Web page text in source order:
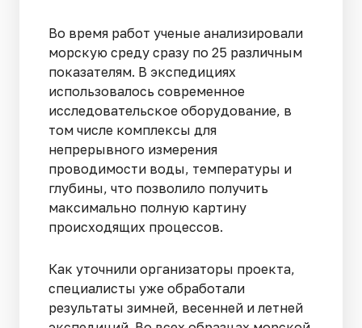
Во время работ ученые анализировали
морскую среду сразу по 25 различным
показателям. В экспедициях
использовалось современное
исследовательское оборудование, в
том числе комплексы для
непрерывного измерения
проводимости воды, температуры и
глубины, что позволило получить
максимально полную картину
происходящих процессов.
Как уточнили организаторы проекта,
специалисты уже обработали
результаты зимней, весенней и летней